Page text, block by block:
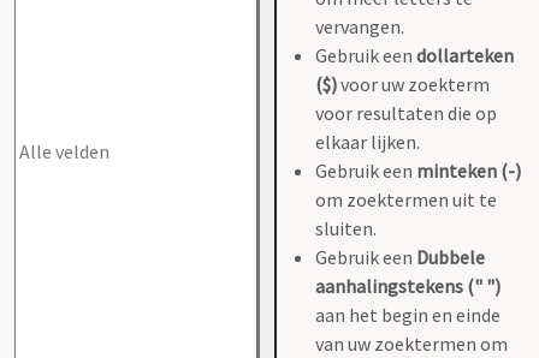
vervangen.
Gebruik een dollarteken
($)voor uw zoekterm
voor resultaten die op
elkaar lijken.
Gebruik een minteken (-)
om zoektermen uit te
sluiten.
Gebruik een Dubbele
aanhalingstekens (" ")
aan het begin en einde
van uw zoektermen om